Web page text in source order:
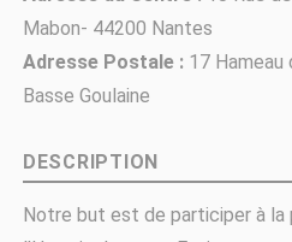
Mabon- 44200 Nantes
Adresse Postale : 17 Hameau
Basse Goulaine
DESCRIPTION
Notre but est de participer à la